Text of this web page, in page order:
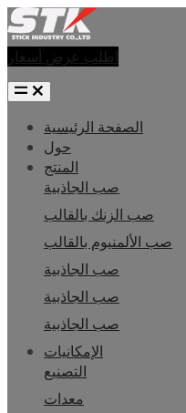
اطلب عرض أسعار
الصفحة الرئيسية
حول
المنتج
صب الجاذبية
صب الزنك بالقالب
صب الألمنيوم بالقالب
صب الجاذبية
صب الجاذبية
صب الجاذبية
الإمكانيات
التصنيع
معدات